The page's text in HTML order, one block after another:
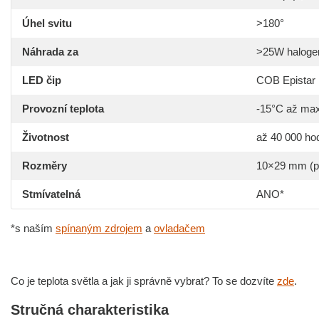
Úhel svitu >180°
Náhrada za >25W
LED čip COB Epistar
Provozní teplota -15°C až
Životnost až 40 000
Rozměry 10×29 mm
Stmívatelná ANO*
*s naším spínaným zdrojem a ovladačem
Co je teplota světla a jak ji správně vybrat? To se dozvíte zde.
Stručná charakteristika